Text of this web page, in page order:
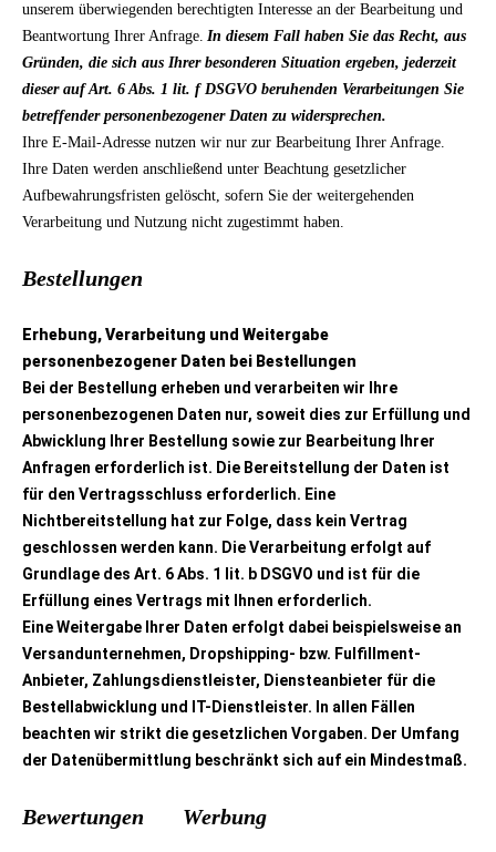
unserem überwiegenden berechtigten Interesse an der Bearbeitung und
Beantwortung Ihrer Anfrage. In diesem Fall haben Sie das Recht, aus
Gründen, die sich aus Ihrer besonderen Situation ergeben, jederzeit
dieser auf Art. 6 Abs. 1 lit. f DSGVO beruhenden Verarbeitungen Sie
betreffender personenbezogener Daten zu widersprechen.
Ihre E-Mail-Adresse nutzen wir nur zur Bearbeitung Ihrer Anfrage.
Ihre Daten werden anschließend unter Beachtung gesetzlicher
Aufbewahrungsfristen gelöscht, sofern Sie der weitergehenden
Verarbeitung und Nutzung nicht zugestimmt haben.
Bestellungen
Erhebung, Verarbeitung und Weitergabe
personenbezogener Daten bei Bestellungen
Bei der Bestellung erheben und verarbeiten wir Ihre
personenbezogenen Daten nur, soweit dies zur Erfüllung und
Abwicklung Ihrer Bestellung sowie zur Bearbeitung Ihrer
Anfragen erforderlich ist. Die Bereitstellung der Daten ist
für den Vertragsschluss erforderlich. Eine
Nichtbereitstellung hat zur Folge, dass kein Vertrag
geschlossen werden kann. Die Verarbeitung erfolgt auf
Grundlage des Art. 6 Abs. 1 lit. b DSGVO und ist für die
Erfüllung eines Vertrags mit Ihnen erforderlich.
Eine Weitergabe Ihrer Daten erfolgt dabei beispielsweise an
Versandunternehmen, Dropshipping- bzw. Fulfillment-
Anbieter, Zahlungsdienstleister, Diensteanbieter für die
Bestellabwicklung und IT-Dienstleister. In allen Fällen
beachten wir strikt die gesetzlichen Vorgaben. Der Umfang
der Datenübermittlung beschränkt sich auf ein Mindestmaß.
Bewertungen Werbung